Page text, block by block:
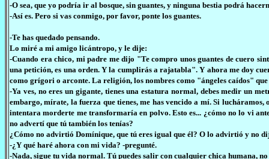
-O sea, que yo podría ir al bosque, sin guantes, y ninguna bestia podrá
-Así es. Pero si vas conmigo, por favor, ponte los guantes.
-Te has quedado pensando.
Lo miré a mi amigo licántropo, y le dije:
-Cuando era chico, mi padre me dijo "Te compro unos guantes de cuero
una petición, es una orden. Y la cumplirás a rajatabla". Y ahora me doy
como grígori o arconte. La religión, los nombres como "ángeles caídos"
-Ya ves, no eres un gigante, tienes una estatura normal, debes medir un
embargo, mírate, la fuerza que tienes, me has vencido a mí. Si
intentara morderte me transformaría en polvo. Esto es... ¿cómo no lo vi
no advertí que tú también los tenías?
¿Cómo no advirtió Domínique, que tú eres igual que él? O lo advirtió y no
-¿Y qué haré ahora con mi vida? -pregunté.
-Nada, sigue tu vida normal. Tú puedes salir con cualquier chica humana,